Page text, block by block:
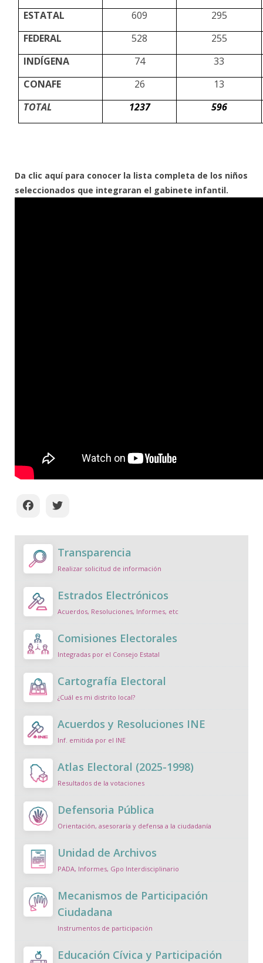
ESTATAL
609
295
FEDERAL
528
255
INDÍGENA
74
33
CONAFE
26
13
TOTAL
1237 596
Da clic aquí para conocer la lista completa de los niños
seleccionados que integraran el gabinete infantil.
Transparencia
Realizar solicitud de información
Estrados Electrónicos
Acuerdos, Resoluciones, Informes, etc
Comisiones Electorales
Integradas por el Consejo Estatal
Cartografía Electoral
¿Cuál es mi distrito local?
Acuerdos y Resoluciones INE
Inf. emitida por el INE
Atlas Electoral (2025-1998)
Resultados de la votaciones
Defensoria Pública
Orientación, asesoraría y defensa a la ciudadanía
Unidad de Archivos
PADA, Informes, Gpo Interdisciplinario
Mecanismos de Participación
Ciudadana
Instrumentos de participación
Educación Cívica y Participación